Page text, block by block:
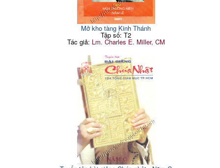
Mở kho tàng Kinh Thánh
Tập số: T2
Tác giả: Lm. Charles E. Miller, CM